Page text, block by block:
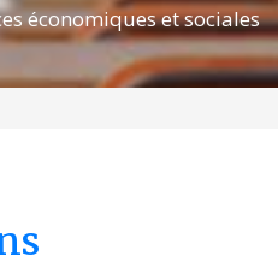
économiques et sociales